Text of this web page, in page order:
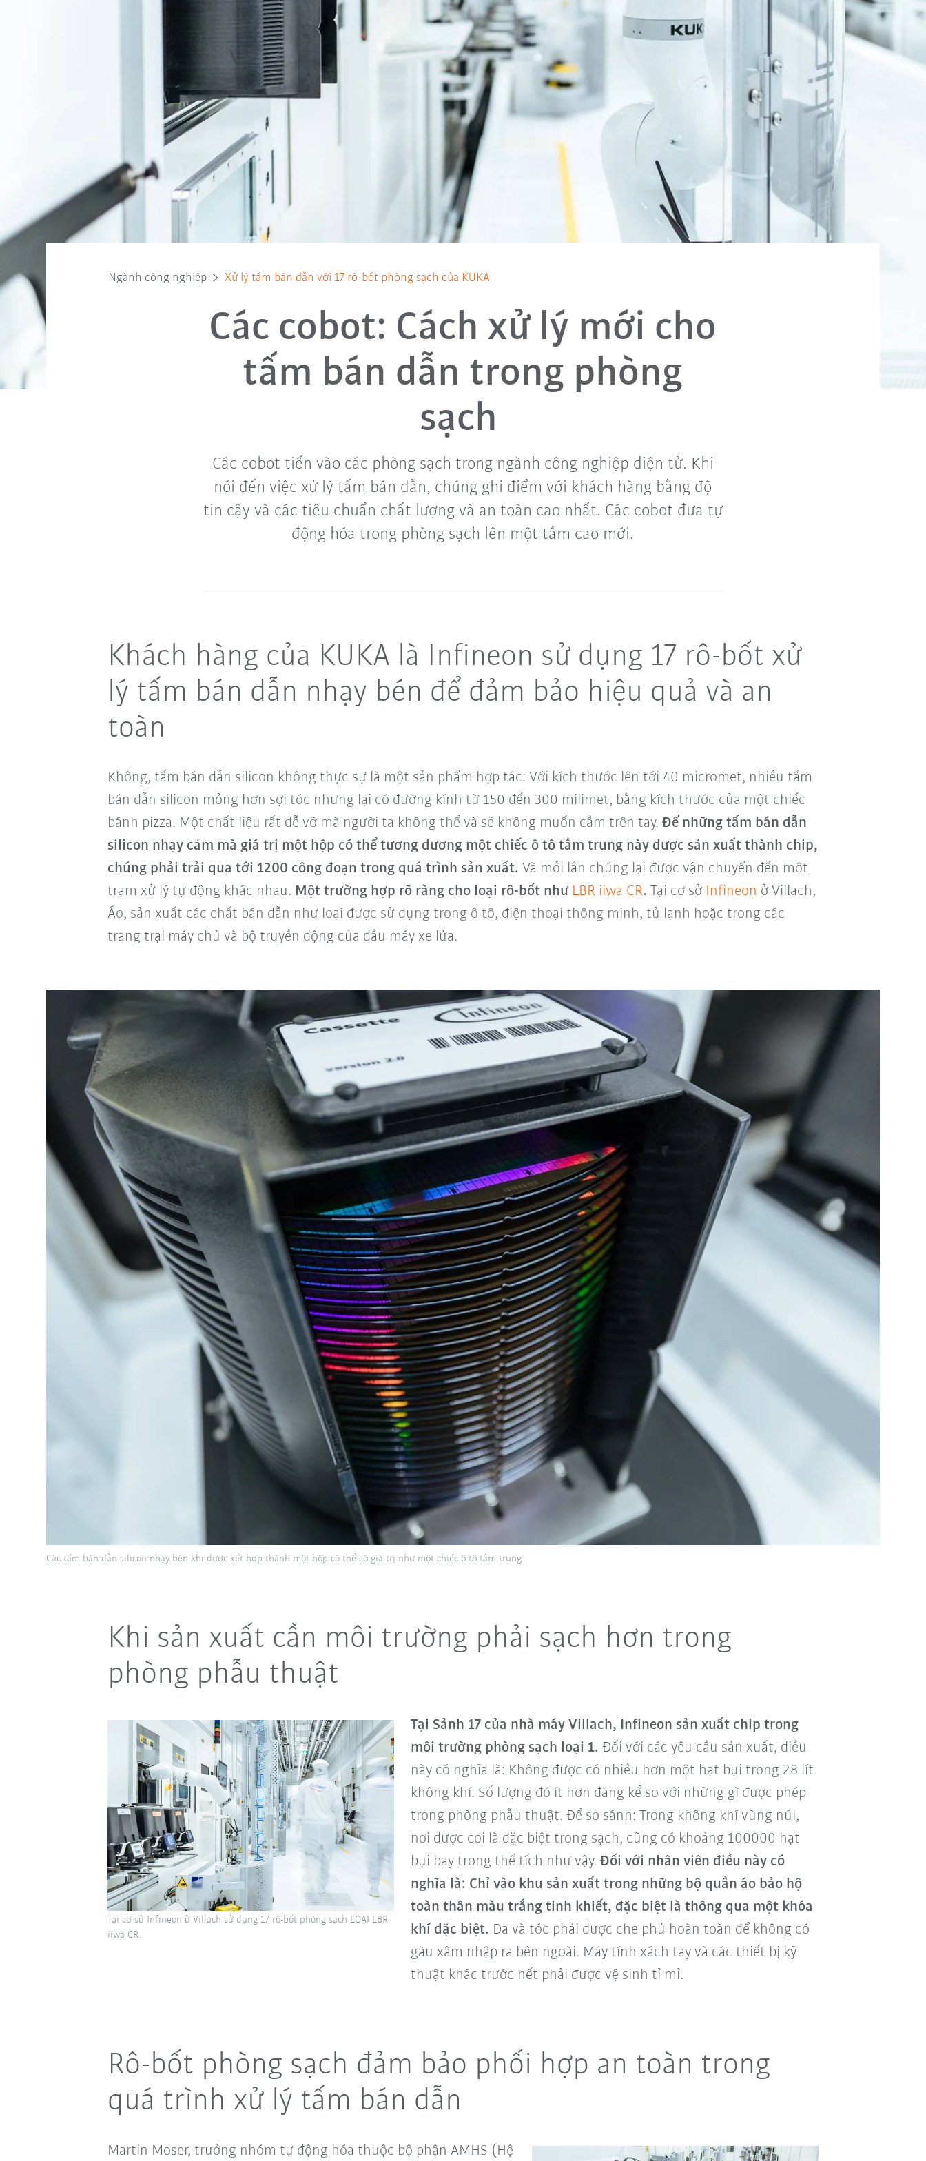
Ngành công nghiệp Xử lý tấm bán dẫn với 17 rô-bốt phòng sạch của KUKA
Các cobot: Cách xử lý mới cho
tấm bán dẫn trong phòng
sạch
Các cobot tiến vào các phòng sạch trong ngành công nghiệp điện tử. Khi
nói đến việc xử lý tấm bán dẫn, chúng ghi điểm với khách hàng bằng độ
tin cậy và các tiêu chuẩn chất lượng và an toàn cao nhất. Các cobot đưa tự
động hóa trong phòng sạch lên một tầm cao mới.
Khách hàng của KUKA là Infineon sử dụng 17 rô-bốt xử
lý tấm bán dẫn nhạy bén để đảm bảo hiệu quả và an
toàn
Không, tấm bán dẫn silicon không thực sự là một sản phẩm hợp tác: Với kích thước lên tới 40 micromet, nhiều tấm
bán dẫn silicon mỏng hơn sợi tóc nhưng lại có đường kính từ 150 đến 300 milimet, bằng kích thước của một chiếc
bánh pizza. Một chất liệu rất dễ vỡ mà người ta không thể và sẽ không muốn cầm trên tay. Để những tấm bán dẫn
silicon nhạy cảm mà giá trị một hộp có thể tương đương một chiếc ô tô tầm trung này được sản xuất thành chip,
chúng phải trải qua tới 1200 công đoạn trong quá trình sản xuất. Và mỗi lần chúng lại được vận chuyển đến một
trạm xử lý tự động khác nhau. Một trường hợp rõ ràng cho loại rô-bốt như LBR iiwa CR. Tại cơ sở Infineon ở Villach,
Áo, sản xuất các chất bán dẫn như loại được sử dụng trong ô tô, điện thoại thông minh, tủ lạnh hoặc trong các
trang trại máy chủ và bộ truyền động của đầu máy xe lửa.
Các tấm bán dẫn silicon nhạy bén khi được kết hợp thành một hộp có thể có giá trị như một chiếc ô tô tầm trung.
Khi sản xuất cần môi trường phải sạch hơn trong
phòng phẫu thuật
Tại Sảnh 17 của nhà máy Villach, Infineon sản xuất chip trong
môi trường phòng sạch loại 1. Đối với các yêu cầu sản xuất, điều
này có nghĩa là: Không được có nhiều hơn một hạt bụi trong 28 lít
không khí. Số lượng đó ít hơn đáng kể so với những gì được phép
trong phòng phẫu thuật. Để so sánh: Trong không khí vùng núi,
nơi được coi là đặc biệt trong sạch, cũng có khoảng 100000 hạt
bụi bay trong thể tích như vậy. Đối với nhân viên điều này có
nghĩa là: Chỉ vào khu sản xuất trong những bộ quần áo bảo hộ
toàn thân màu trắng tinh khiết, đặc biệt là thông qua một khóa
khí đặc biệt. Da và tóc phải được che phủ hoàn toàn để không có
gàu xâm nhập ra bên ngoài. Máy tính xách tay và các thiết bị kỹ
thuật khác trước hết phải được vệ sinh tỉ mỉ.
Tại cơ sở Infineon ở Villach sử dụng 17 rô-bốt phòng sạch LOẠI LBR
iiwa CR.
Rô-bốt phòng sạch đảm bảo phối hợp an toàn trong
quá trình xử lý tấm bán dẫn
Martin Moser, trưởng nhóm tự động hóa thuộc bộ phận AMHS (Hệ